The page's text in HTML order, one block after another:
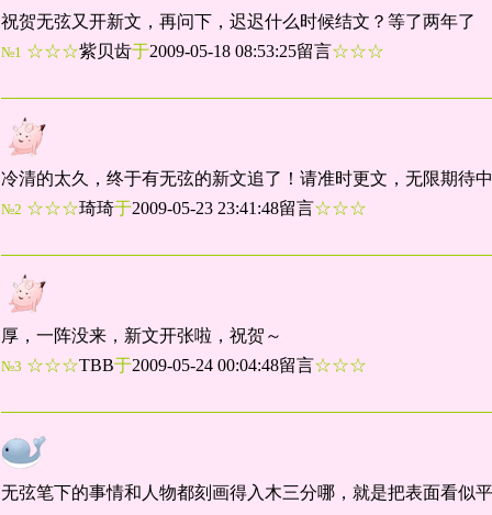
祝贺无弦又开新文，再问下，迟迟什么时候结文？等了两年了
№1 ☆☆☆紫贝齿于2009-05-18 08:53:25留言☆☆☆
冷清的太久，终于有无弦的新文追了！请准时更文，无限期待
№2 ☆☆☆琦琦于2009-05-23 23:41:48留言☆☆☆
厚，一阵没来，新文开张啦，祝贺～
№3 ☆☆☆TBB于2009-05-24 00:04:48留言☆☆☆
无弦笔下的事情和人物都刻画得入木三分哪，就是把表面看似